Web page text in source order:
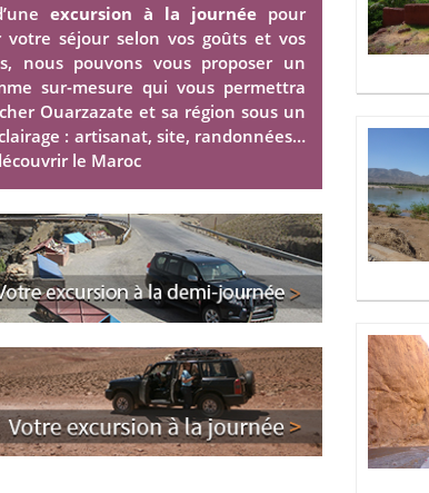
excursion à la journée pour
votre séjour selon vos goûts et vos
nous pouvons vous proposer un
sur-mesure qui vous permettra
Ouarzazate et sa région sous un
: artisanat, site, randonnées…
le Maroc